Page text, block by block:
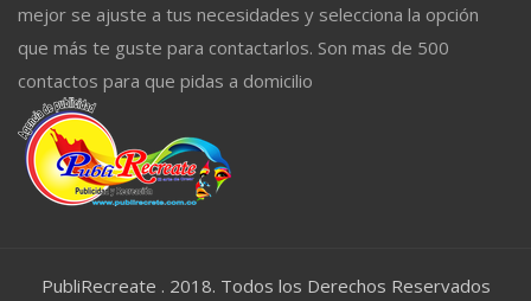
mejor se ajuste a tus necesidades y selecciona la opción
que más te guste para contactarlos. Son mas de 500
contactos para que pidas a domicilio
PubliRecreate . 2018. Todos los Derechos Reservados